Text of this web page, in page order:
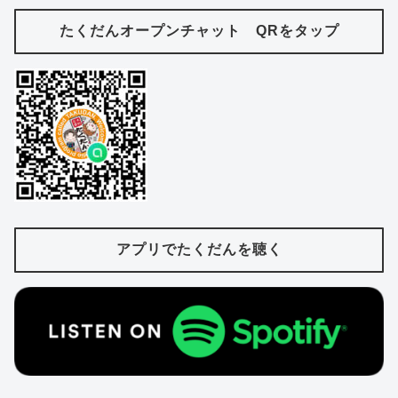
たくだんオープンチャット QRをタップ
アプリでたくだんを聴く